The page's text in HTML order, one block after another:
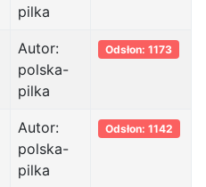
pilka
Autor:
polska-
pilka
Odsłon: 1173
Autor:
polska-
pilka
Odsłon: 1142